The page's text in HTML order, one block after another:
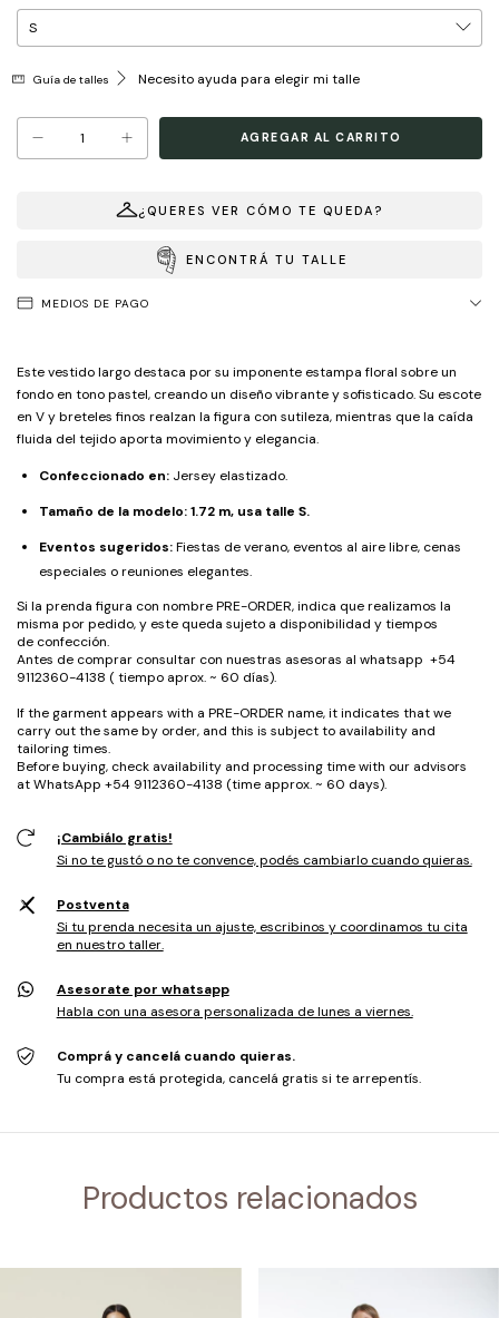
Guía de talles Necesito ayuda para elegir mi talle
¿QUERES VER CÓMO TE QUEDA?
ENCONTRÁ TU TALLE
MEDIOS DE PAGO
Este vestido largo destaca por su imponente estampa floral sobre un
fondo en tono pastel, creando un diseño vibrante y sofisticado. Su escote
en V y breteles finos realzan la figura con sutileza, mientras que la caída
fluida del tejido aporta movimiento y elegancia.
Confeccionado en: Jersey elastizado.
Tamaño de la modelo: 1.72 m, usa talle S.
Eventos sugeridos:Fiestas de verano, eventos al aire libre, cenas
especiales o reuniones elegantes.
Si la prenda figura con nombre PRE-ORDER, indica que realizamos la
misma por pedido, y este queda sujeto a disponibilidad y tiempos
de confección.
Antes de comprar consultar con nuestras asesoras al whatsapp +54
9112360-4138 ( tiempo aprox. ~ 60 días).
If the garment appears with a PRE-ORDER name, it indicates that we
carry out the same by order, and this is subject to availability and
tailoring times.
Before buying, check availability and processing time with our advisors
at WhatsApp +54 9112360-4138 (time approx. ~ 60 days).
¡Cambiálo gratis!
Si no te gustó o no te convence, podés cambiarlo cuando quieras.
Postventa
Si tu prenda necesita un ajuste, escribinos y coordinamos tu cita
en nuestro taller.
Asesorate por whatsapp
Habla con una asesora personalizada de lunes a viernes.
Comprá y cancelá cuando quieras.
Tu compra está protegida, cancelá gratis si te arrepentís.
Productos relacionados